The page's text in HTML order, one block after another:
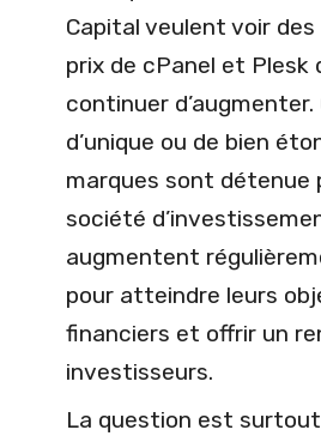
Capital veulent voir
prix de cPanel et Plesk
continuer d’augmenter.
d’unique ou de bien
marques sont détenue
société
augmentent
pour atteindre leurs
financiers et offrir un
investisseurs.
La question est